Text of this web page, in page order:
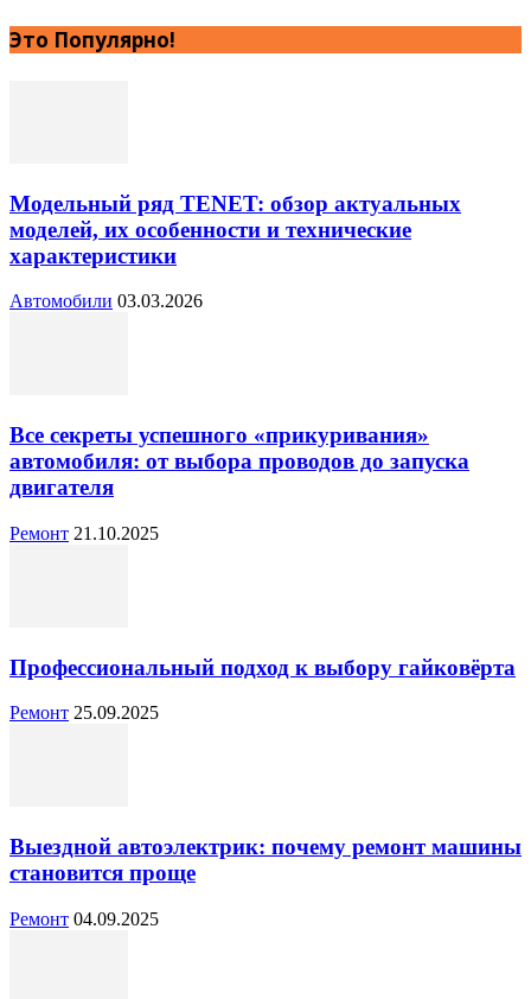
Это Популярно!
Модельный ряд TENET: обзор актуальных
моделей, их особенности и технические
характеристики
Автомобили 03.03.2026
Все секреты успешного «прикуривания»
автомобиля: от выбора проводов до запуска
двигателя
Ремонт 21.10.2025
Профессиональный подход к выбору гайковёрта
Ремонт 25.09.2025
Выездной автоэлектрик: почему ремонт машины
становится проще
Ремонт 04.09.2025